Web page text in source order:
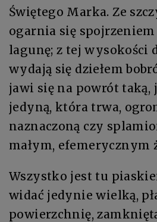
Świętego Marka. Ze
ogarnia się spojrzeniem
lagunę; z tej wysokości
wydają się dziełem
jawi się na powrót taką,
jedyną, która trwa,
naznaczoną czy
małym, efemerycznym
Wszystko jest tu
widać jedynie wielką,
powierzchnię,